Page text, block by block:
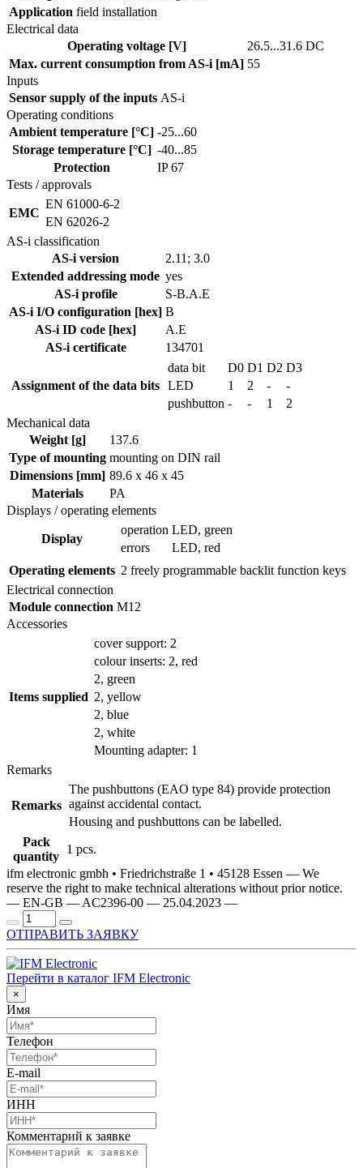
Application field installation
Electrical data
Operating voltage [V]
26.5...31.6 DC
Max. current consumption from AS-i [mA] 55
Inputs
Sensor supply of the inputs AS-i
Operating conditions
Ambient temperature [°C] -25...60
Storage temperature [°C] -40...85
Protection
IP 67
Tests / approvals
EMC
EN 61000-6-2
EN 62026-2
AS-i classification
AS-i version
2.11; 3.0
Extended addressing mode yes
AS-i profile
S-B.A.E
AS-i I/O configuration [hex] B
AS-i ID code [hex]
A.E
AS-i certificate
134701
Assignment of the data bits
data bit D0 D1 D2 D3
LED
1 2 -
-
pushbutton - - 1
2
Mechanical data
Weight [g]
137.6
Type of mounting mounting on DIN rail
Dimensions [mm] 89.6 x 46 x 45
Materials
PA
Displays / operating elements
Display
operation LED, green
errors
LED, red
Operating elements 2 freely programmable backlit function keys
Electrical connection
Module connection M12
Accessories
Items supplied
cover support: 2
colour inserts: 2, red
2, green
2, yellow
2, blue
2, white
Mounting adapter: 1
Remarks
Remarks
The pushbuttons (EAO type 84) provide protection
against accidental contact.
Housing and pushbuttons can be labelled.
Pack
quantity
1 pcs.
ifm electronic gmbh • Friedrichstraße 1 • 45128 Essen — We
reserve the right to make technical alterations without prior notice.
— EN-GB — AC2396-00 — 25.04.2023 —
ОТПРАВИТЬ ЗАЯВКУ
Перейти в каталог IFM Electronic
×
Имя
Телефон
E-mail
ИНН
Комментарий к заявке